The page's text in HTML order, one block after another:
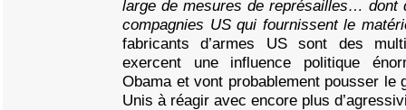
large de mesures de représailles… dont
compagnies US qui fournissent le
fabricants d’armes US sont des
exercent une influence politique
Obama et vont probablement pousser le
Unis à réagir avec encore plus